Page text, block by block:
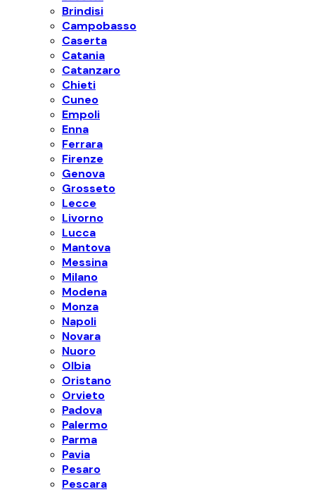
Brindisi
Campobasso
Caserta
Catania
Catanzaro
Chieti
Cuneo
Empoli
Enna
Ferrara
Firenze
Genova
Grosseto
Lecce
Livorno
Lucca
Mantova
Messina
Milano
Modena
Monza
Napoli
Novara
Nuoro
Olbia
Oristano
Orvieto
Padova
Palermo
Parma
Pavia
Pesaro
Pescara